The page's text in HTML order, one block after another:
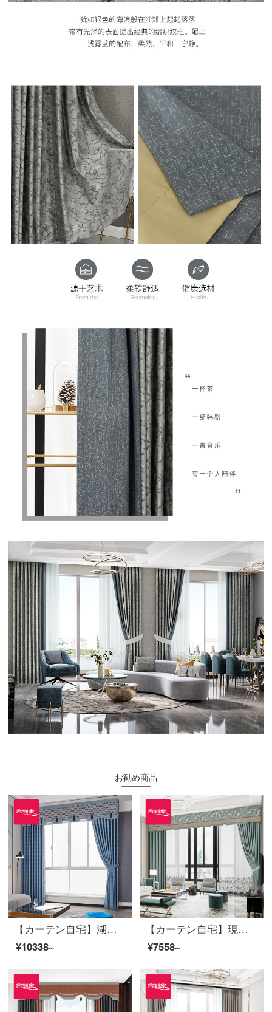
お勧め商品
【カーテン自宅】湖の光オーダーメイドリビングルームの高遮光窓高精密ジャカード定型カーテンの完成品をつなぎ合わせてLDC 20 FWC-Sフック/カーテンヘッドを含まない(高さ2.6 m以内で改変可能)Lカーテンのセット/ダブルオープン(適用窓幅2.9-3.2 m)
¥10338~
【カーテン自宅】現代北欧カーテン完成品高精密カスタム純色ステッチ自然木の葉のカーテン高遮光リビングルームの床の窓LDC 20 SSB-0501 Sフック/カーテンなし(高さ2.6 m以内で変更可能)Sカーテンセット/ダブルオープン(適用窓幅2-2.6 m)
¥7558~